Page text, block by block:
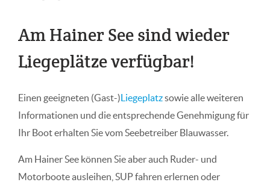
Am Hainer See sind wieder
Liegeplätze verfügbar!
Einen geeigneten (Gast-) Liegeplatzsowie alle weiteren
Informationen und die entsprechende Genehmigung für
Ihr Boot erhalten Sie vom Seebetreiber Blauwasser.
Am Hainer See können Sie aber auch Ruder- und
Motorboote ausleihen, SUP fahren erlernen oder